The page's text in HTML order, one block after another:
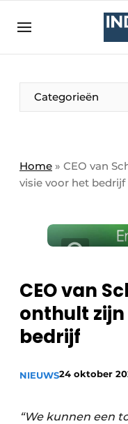
Aanmelden
Bedrijven
Bedrijven
Direct contact
Eigen content
Home
Nieuwsbrief
Podcasts
Privacy /
Vacature
Vacatures
Categorieën
Home » CEO van
visie voor het bedrijf
CEO van
onthult
bedrijf
NIEUWS24 oktober
“We kunnen een